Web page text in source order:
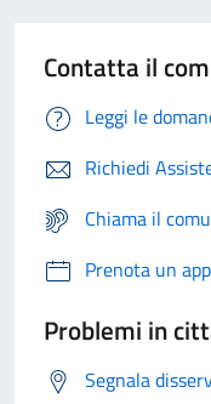
Contatta il
Leggi le
Richiedi
Chiama il
Prenota un
Problemi in
Segnala